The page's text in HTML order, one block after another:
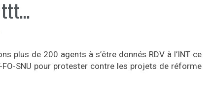
plus de 200 agents à s’être donnés RDV à l’INT ce
FO-SNU pour protester contre les projets de réforme